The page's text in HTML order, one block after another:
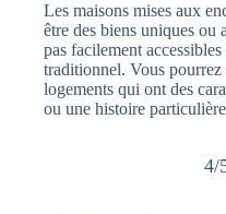
Les maisons mises aux
être des biens uniques ou
pas facilement
traditionnel. Vous pourrez
logements qui ont des
ou une histoire
4/